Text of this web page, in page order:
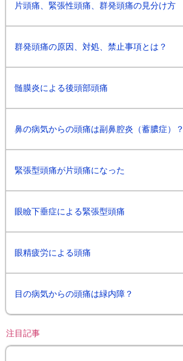
片頭痛、緊張性頭痛、群発頭痛の見分け方
群発頭痛の原因、対処、禁止事項とは？
髄膜炎による後頭部頭痛
鼻の病気からの頭痛は副鼻腔炎（蓄膿症）？
緊張型頭痛が片頭痛になった
眼瞼下垂症による緊張型頭痛
眼精疲労による頭痛
目の病気からの頭痛は緑内障？
注目記事